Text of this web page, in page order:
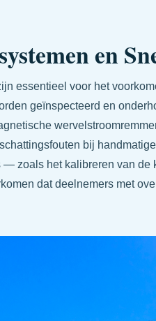
en
essentieel voor het
geïnspecteerd en
bij
zoals het kalibreren van de
dat deelnemers met